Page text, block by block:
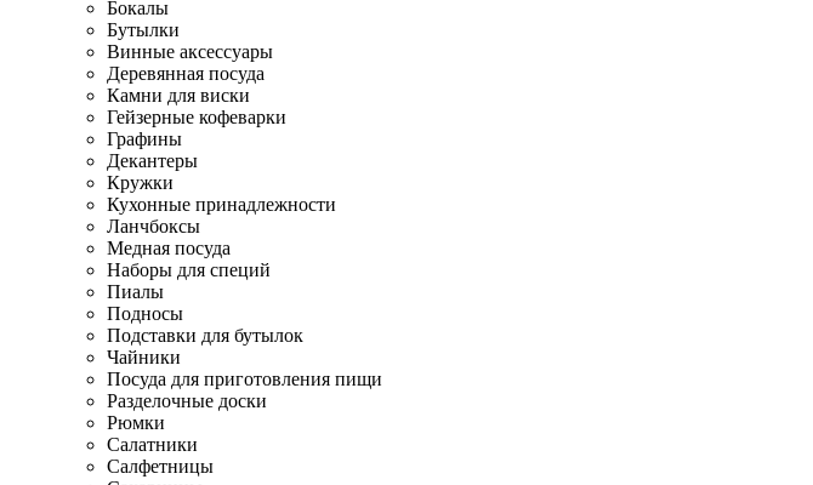
Бокалы
Бутылки
Винные аксессуары
Деревянная посуда
Камни для виски
Гейзерные кофеварки
Графины
Декантеры
Кружки
Кухонные принадлежности
Ланчбоксы
Медная посуда
Наборы для специй
Пиалы
Подносы
Подставки для бутылок
Чайники
Посуда для приготовления пищи
Разделочные доски
Рюмки
Салатники
Салфетницы